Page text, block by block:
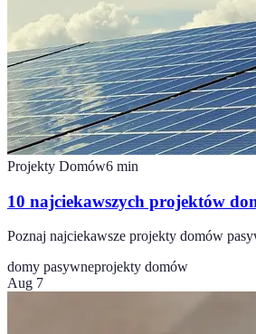
Projekty Domów6 min
10 najciekawszych projektów
Poznaj najciekawsze projekty domów
domy pasywneprojekty domów
Aug 7